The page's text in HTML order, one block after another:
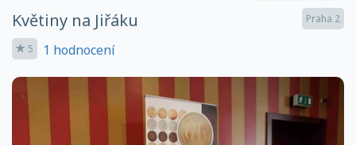
Květiny na Jiřáku Praha 2
5 1 hodnocení